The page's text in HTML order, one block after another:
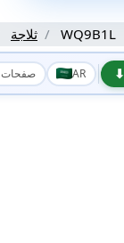
ثلاجة WQ9B1L
675 صفحات AR ⬇